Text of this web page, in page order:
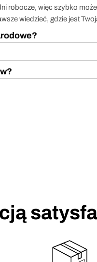
robocze, więc szybko
wiedzieć, gdzie jest